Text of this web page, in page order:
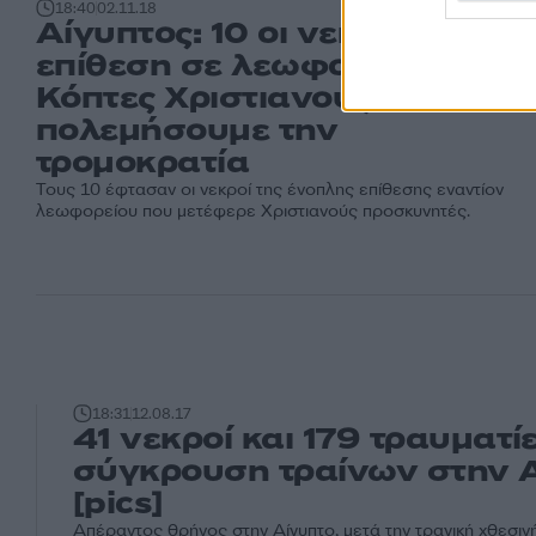
18:4002.11.18
Αίγυπτος: 10 οι νεκροί από
επίθεση σε λεωφορείο με
Κόπτες Χριστιανούς - Σίσι: Θα
πολεμήσουμε την
τρομοκρατία
Τους 10 έφτασαν οι νεκροί της ένοπλης επίθεσης εναντίον
λεωφορείου που μετέφερε Χριστιανούς προσκυνητές.
18:3112.08.17
41 νεκροί και 179
σύγκρουση τραίνων στην
[pics]
Απέραντος θρήνος στην Αίγυπτο, μετά την τραγική